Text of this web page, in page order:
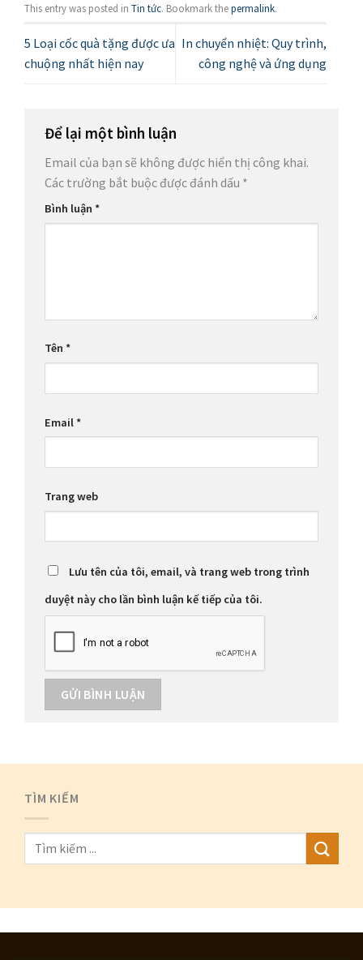
This entry was posted in Tin tức. Bookmark thepermalink.
5 Loại cốc quà tặng được ưa
chuộng nhất hiện nay
In chuyển nhiệt: Quy trình,
công nghệ và ứng dụng
Để lại một bình luận
Email của bạn sẽ không được hiển thị công khai.
Các trường bắt buộc được đánh dấu *
Bình luận *
Tên *
Email*
Trang web
Lưu tên của tôi, email, và trang web trong trình
duyệt này cho lần bình luận kế tiếp của tôi.
TÌM KIẾM